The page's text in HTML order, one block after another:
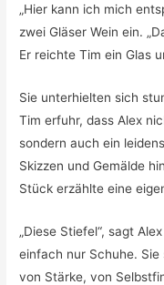
„Hier kann ich mich
zwei Gläser Wein ein.
Er reichte Tim ein Glas
Sie unterhielten sich
Tim erfuhr, dass Alex
sondern auch ein
Skizzen und Gemälde
Stück erzählte eine
„Diese Stiefel“, sagt
einfach nur Schuhe. Sie
von Stärke, von